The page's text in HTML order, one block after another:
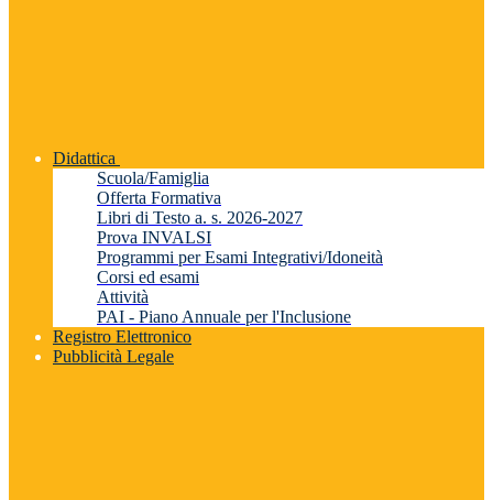
Didattica
Scuola/Famiglia
Offerta Formativa
Libri di Testo a. s. 2026-2027
Prova INVALSI
Programmi per Esami Integrativi/Idoneità
Corsi ed esami
Attività
PAI - Piano Annuale per l'Inclusione
Registro Elettronico
Pubblicità Legale